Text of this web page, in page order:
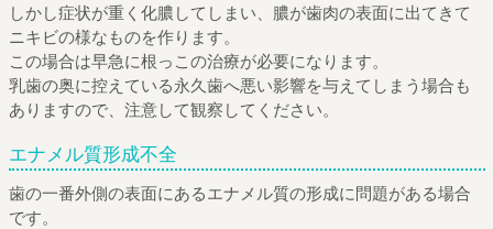
しかし症状が重く化膿してしまい、膿が歯肉の表面に出てきて
ニキビの様なものを作ります。
この場合は早急に根っこの治療が必要になります。
乳歯の奥に控えている永久歯へ悪い影響を与えてしまう場合も
ありますので、注意して観察してください。
エナメル質形成不全
歯の一番外側の表面にあるエナメル質の形成に問題がある場合
です。